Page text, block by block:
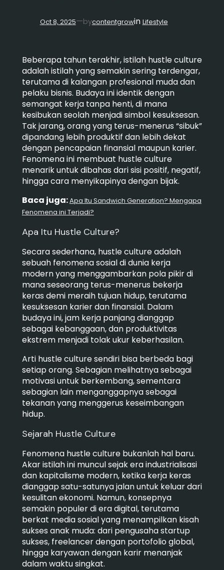
Oct 8, 2025—bycontentgrowin Lifestyle
Beberapa tahun terakhir, istilah hustle culture
adalah istilah yang semakin sering terdengar,
terutama di kalangan profesional muda dan
pelaku bisnis. Budaya ini identik dengan
semangat kerja tanpa henti, di mana
kesibukan seolah menjadi simbol kesuksesan.
Tak jarang, orang yang terus-menerus “sibuk”
dipandang lebih produktif dan lebih dekat
dengan pencapaian finansial maupun karier.
Fenomena ini membuat hustle culture
menarik untuk dibahas dari sisi positif, negatif,
hingga cara menyikapinya dengan bijak.
Baca juga:Apa Itu Sandwich Generation? Mengapa
Fenomena ini Terjadi?
Apa Itu Hustle Culture?
Secara sederhana, hustle culture adalah
sebuah fenomena sosial di dunia kerja
modern yang menggambarkan pola pikir di
mana seseorang terus-menerus bekerja
keras demi meraih tujuan hidup, terutama
kesuksesan karier dan finansial. Dalam
budaya ini, jam kerja panjang dianggap
sebagai kebanggaan, dan produktivitas
ekstrem menjadi tolak ukur keberhasilan.
Arti hustle culture sendiri bisa berbeda bagi
setiap orang. Sebagian melihatnya sebagai
motivasi untuk berkembang, sementara
sebagian lain menganggapnya sebagai
tekanan yang menggerus keseimbangan
hidup.
Sejarah Hustle Culture
Fenomena hustle culture bukanlah hal baru.
Akar istilah ini muncul sejak era industrialisasi
dan kapitalisme modern, ketika kerja keras
dianggap satu-satunya jalan untuk keluar dari
kesulitan ekonomi. Namun, konsepnya
semakin populer di era digital, terutama
berkat media sosial yang menampilkan kisah
sukses anak muda: dari pengusaha startup
sukses, freelancer dengan portofolio global,
hingga karyawan dengan karir menanjak
dalam waktu singkat.